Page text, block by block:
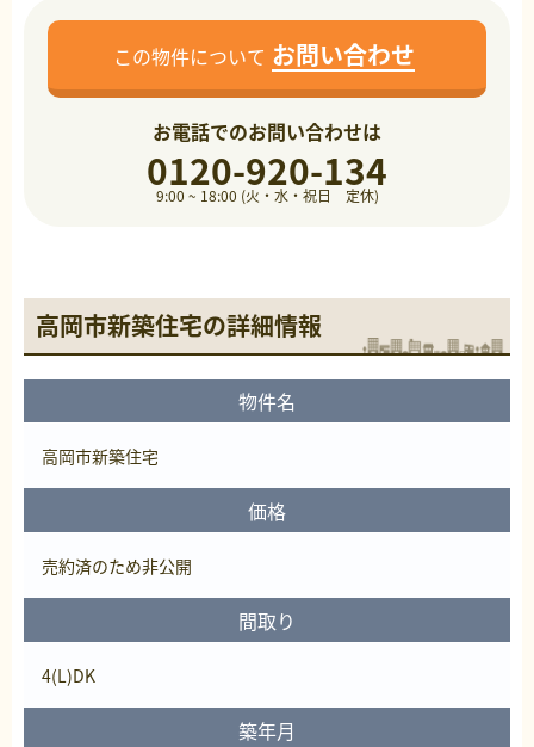
この物件について お問い合わせ
お電話でのお問い合わせは
0120-920-134
9:00 ~ 18:00 (火・水・祝日 定休)
高岡市新築住宅の詳細情報
物件名
高岡市新築住宅
価格
売約済のため非公開
間取り
4(L)DK
築年月